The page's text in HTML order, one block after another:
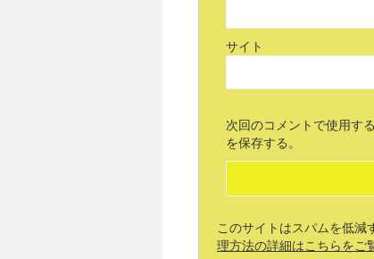
サイト
次回のコメントで使用す
を保存する。
このサイトはスパムを低減
理方法の詳細はこちらをご